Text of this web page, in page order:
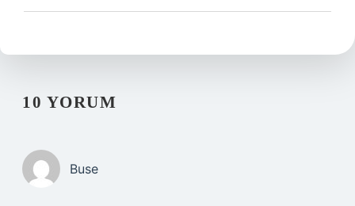
10 YORUM
Buse